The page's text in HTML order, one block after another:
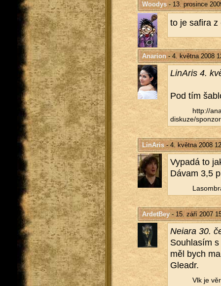
Woodys- 13. prosince
to je sa­fi­ra z
Anarion- 4. května 2008
Li­nA­ris 4.
Pod tím
http://​
diskuze/​
LinAris- 4. května 2008
Vy­pa­dá to
Dávam 3,5
ArdetBey- 15. září 2007
Ne­i­a­ra 30.
Sou­hla­sím
měl bych
Glea­dr.
Vlk je